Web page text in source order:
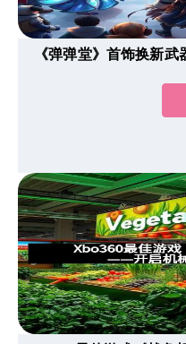
《弹弹堂》首饰换新